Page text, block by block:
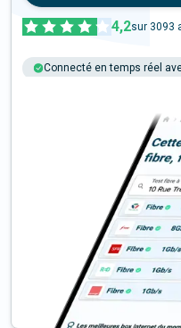
4,2sur 3093
Connecté en temps réel